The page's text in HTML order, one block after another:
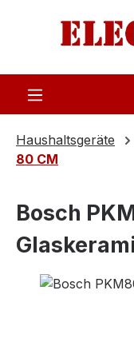
Zum Hauptinhalt
Haushaltsgeräte
80 CM
Bosch
Bildergalerie